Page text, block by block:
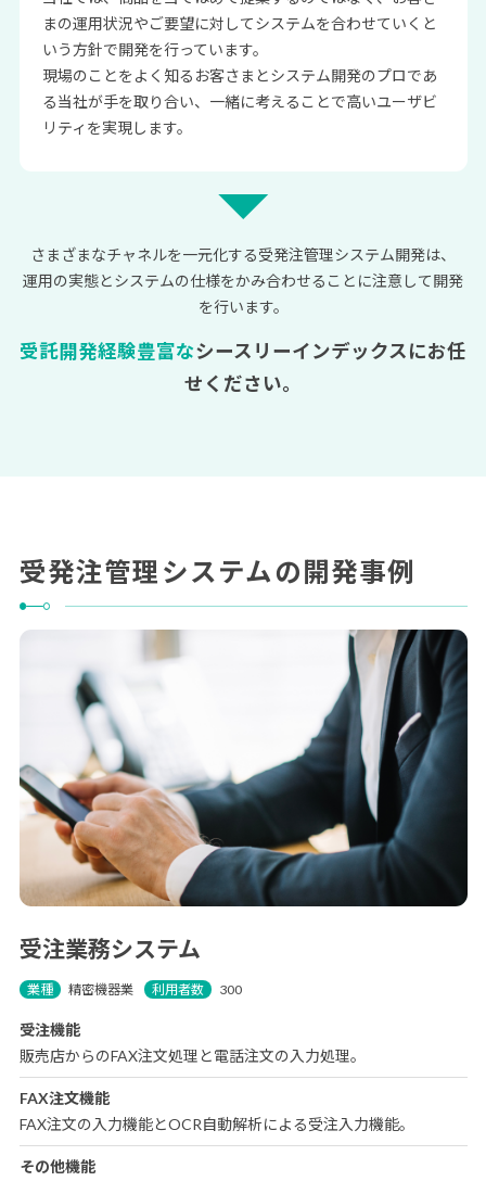
まの運用状況やご要望に対してシステムを合わせていくと
いう方針で開発を行っています。
現場のことをよく知るお客さまとシステム開発のプロであ
る当社が手を取り合い、一緒に考えることで高いユーザビ
リティを実現します。
さまざまなチャネルを一元化する受発注管理システム開発は、
運用の実態とシステムの仕様をかみ合わせることに注意して開発
を行います。
受託開発経験豊富なシースリーインデックスにお任
せください。
受発注管理システムの開発事例
受注業務システム
業種 精密機器業 利用者数 300
受注機能
販売店からのFAX注文処理と電話注文の入力処理。
FAX注文機能
FAX注文の入力機能とOCR自動解析による受注入力機能。
その他機能